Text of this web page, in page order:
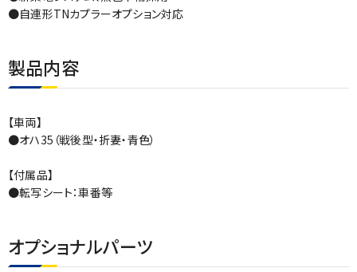
●自連形TNカプラーオプション対応
製品内容
【車両】
●オハ35（戦後型・折妻・青色）
【付属品】
●転写シート：車番等
オプショナルパーツ